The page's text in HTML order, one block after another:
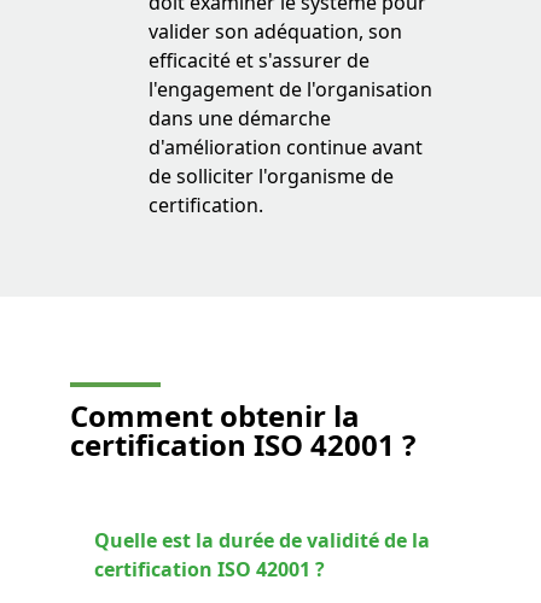
valider son adéquation, son
efficacité et s'assurer de
l'engagement de l'organisation
dans une démarche
d'amélioration continue avant
de solliciter l'organisme de
certification.
Comment obtenir la
certification ISO 42001 ?
Quelle est la durée de validité de la
certification ISO 42001 ?